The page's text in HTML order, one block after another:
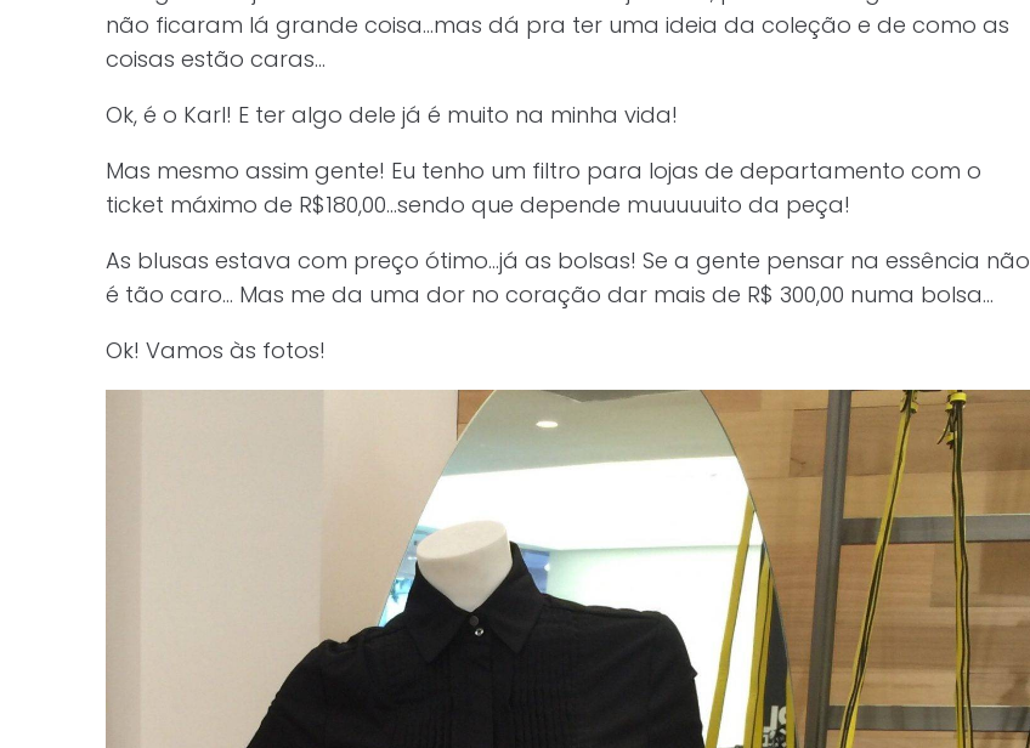
não ficaram lá grande coisa…mas dá pra ter uma ideia da coleção e de como as
coisas estão caras…
Ok, é o Karl! E ter algo dele já é muito na minha vida!
Mas mesmo assim gente! Eu tenho um filtro para lojas de departamento com o
ticket máximo de R$180,00…sendo que depende muuuuuito da peça!
As blusas estava com preço ótimo…já as bolsas! Se a gente pensar na essência não
é tão caro… Mas me da uma dor no coração dar mais de R$ 300,00 numa bolsa…
Ok! Vamos às fotos!